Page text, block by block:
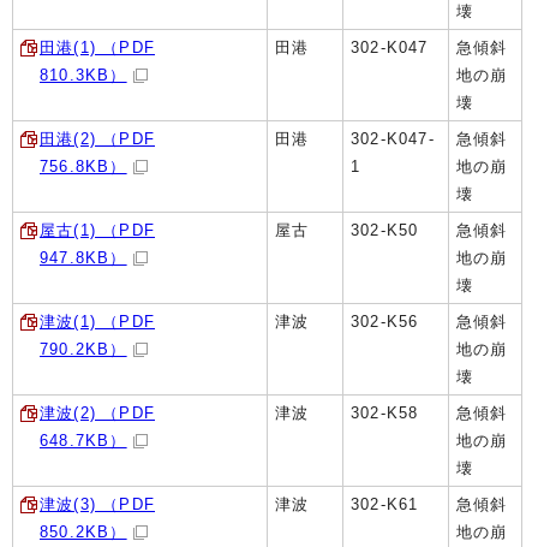
壊
田港(1) （PDF
810.3KB）
田港 302-K047
急傾斜
地の崩
壊
田港(2) （PDF
756.8KB）
田港
302-K047-
1
急傾斜
地の崩
壊
屋古(1) （PDF
947.8KB）
屋古 302-K50
急傾斜
地の崩
壊
津波(1) （PDF
790.2KB）
津波 302-K56
急傾斜
地の崩
壊
津波(2) （PDF
648.7KB）
津波 302-K58
急傾斜
地の崩
壊
津波(3) （PDF
850.2KB）
津波 302-K61
急傾斜
地の崩